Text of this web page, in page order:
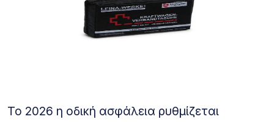
Το 2026 η οδική ασφάλεια ρυθμίζεται